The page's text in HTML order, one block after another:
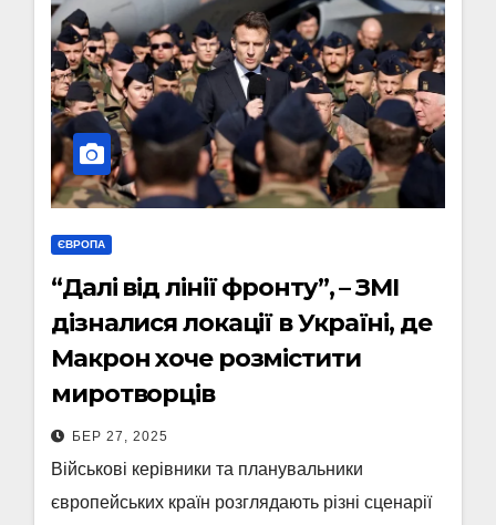
ЄВРОПА
“Далі від лінії фронту”, – ЗМІ
дізналися локації в Україні, де
Макрон хоче розмістити
миротворців
БЕР 27, 2025
Військові керівники та планувальники
європейських країн розглядають різні сценарії